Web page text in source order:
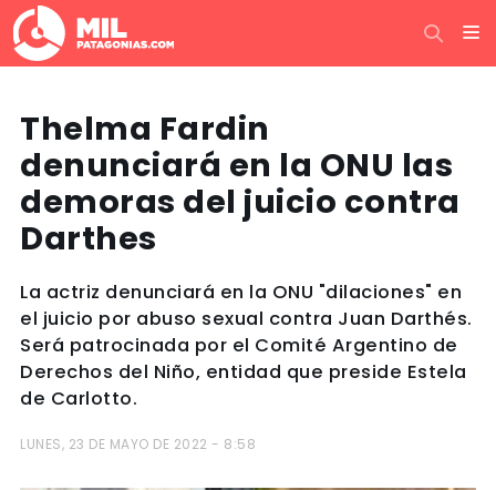
Thelma Fardin
denunciará en la ONU las
demoras del juicio contra
Darthes
La actriz denunciará en la ONU "dilaciones" en
el juicio por abuso sexual contra Juan Darthés.
Será patrocinada por el Comité Argentino de
Derechos del Niño, entidad que preside Estela
de Carlotto.
LUNES, 23 DE MAYO DE 2022 - 8:58